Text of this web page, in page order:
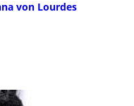
von Lourdes